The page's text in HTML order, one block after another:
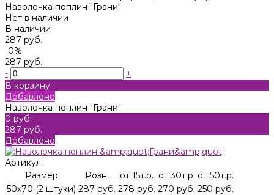
Наволочка поплин "Грани"
Нет в наличии
В наличии
287 руб.
-0%
287 руб.
-
+
В корзину
Добавлено
Наволочка поплин "Грани"
0 руб.
287 руб.
Добавлено
Артикул:
Размер
Розн. от 15т.р. от 30т.р. от 50т.р.
50x70 (2 штуки) 287 руб. 278 руб. 270 руб. 250 руб.